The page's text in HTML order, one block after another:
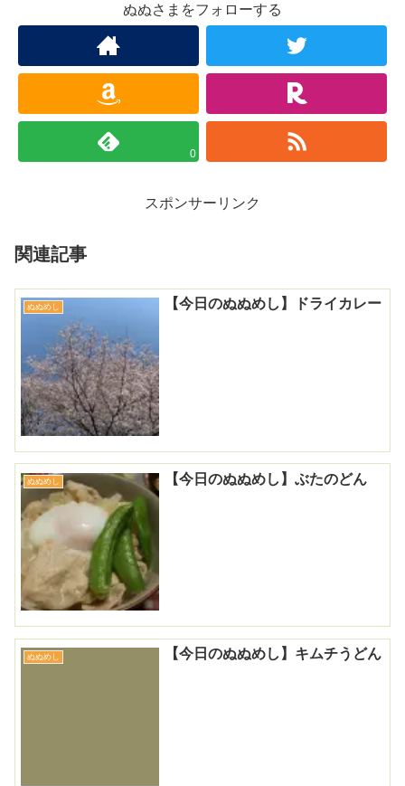
ぬぬさまをフォローする
0
スポンサーリンク
関連記事
ぬぬめし 【今日のぬぬめし】ドライカレー
ぬぬめし 【今日のぬぬめし】ぶたのどん
ぬぬめし 【今日のぬぬめし】キムチうどん